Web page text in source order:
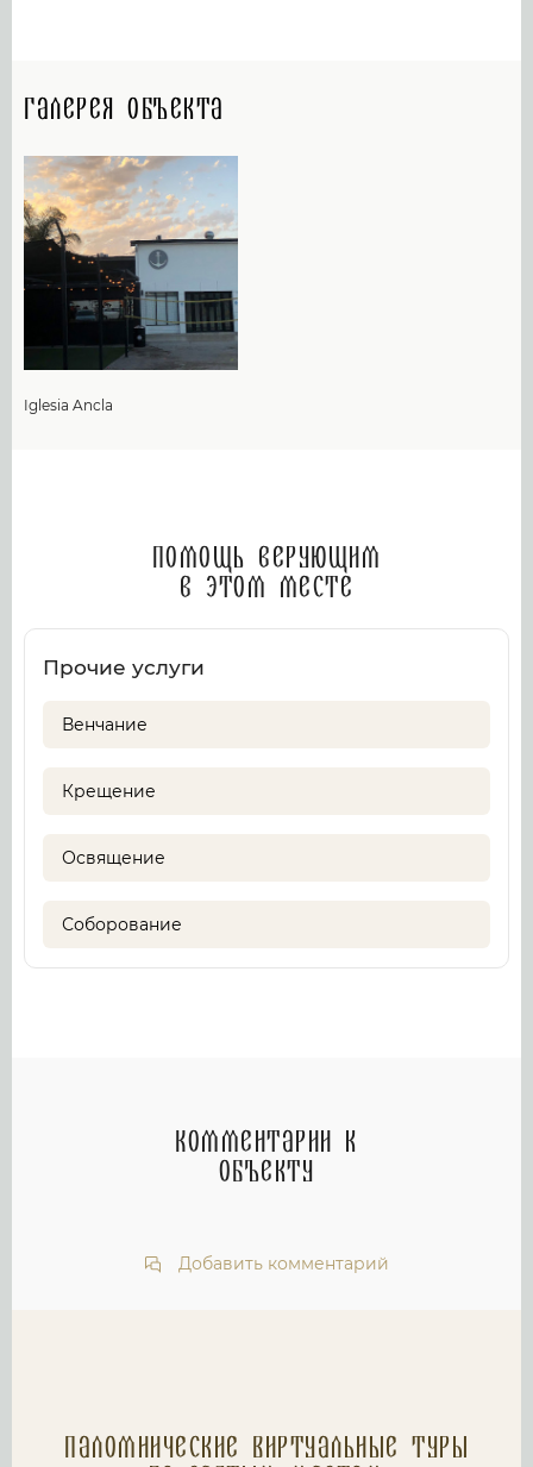
Галерея объекта
Iglesia Ancla
Помощь верующим
в этом месте
Прочие услуги
Венчание
Крещение
Освящение
Соборование
Комментарии к
объекту
Добавить комментарий
Паломнические Виртуальные туры